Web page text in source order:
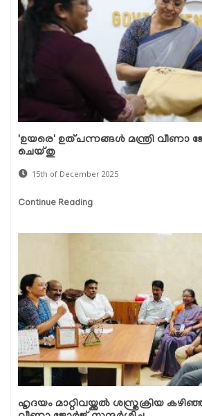
'ഉയരെ' ഉത്പന്നങ്ങൾ മന്ത്രി വീണാ
ചെയ്തു
15th of December 2025
Continue Reading
ഹൃദയം മാറ്റിവയ്ക്കൽ ശസ്ത്രക്രിയ